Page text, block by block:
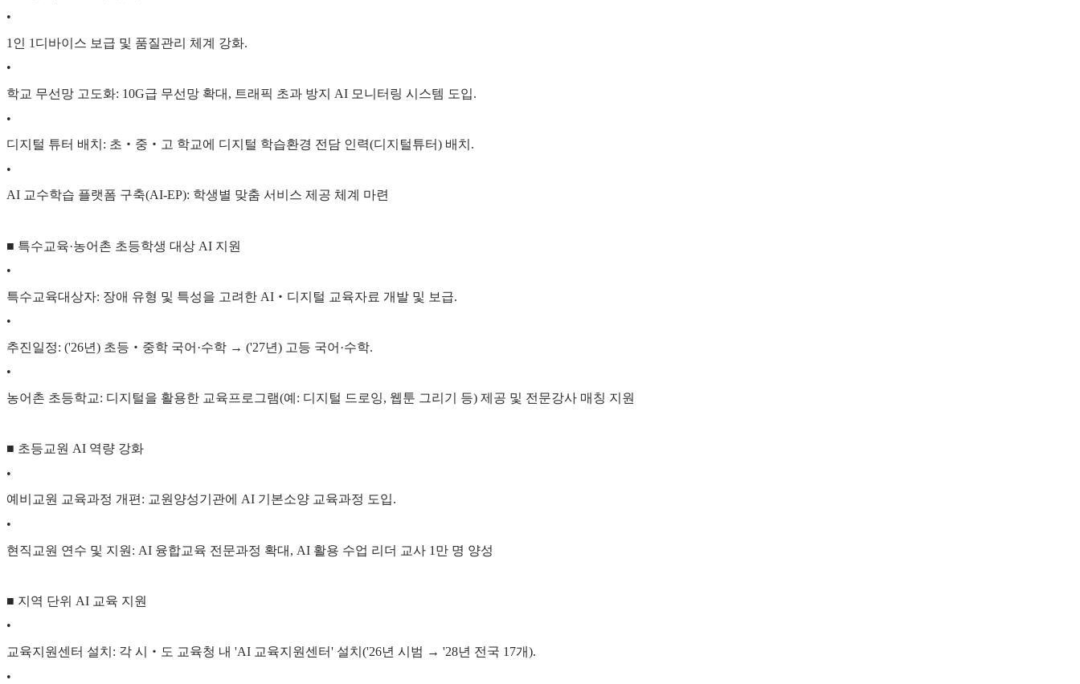
•
1인 1디바이스 보급 및 품질관리 체계 강화.
•
학교 무선망 고도화: 10G급 무선망 확대, 트래픽 초과 방지 AI 모니터링 시스템 도입.
•
디지털 튜터 배치: 초‧중‧고 학교에 디지털 학습환경 전담 인력(디지털튜터) 배치.
•
AI 교수학습 플랫폼 구축(AI-EP): 학생별 맞춤 서비스 제공 체계 마련
■ 특수교육·농어촌 초등학생 대상 AI 지원
•
특수교육대상자: 장애 유형 및 특성을 고려한 AI‧디지털 교육자료 개발 및 보급.
•
추진일정: ('26년) 초등‧중학 국어·수학 → ('27년) 고등 국어·수학.
•
농어촌 초등학교: 디지털을 활용한 교육프로그램(예: 디지털 드로잉, 웹툰 그리기 등) 제공 및 전문강사 매칭 지원
■ 초등교원 AI 역량 강화
•
예비교원 교육과정 개편: 교원양성기관에 AI 기본소양 교육과정 도입.
•
현직교원 연수 및 지원: AI 융합교육 전문과정 확대, AI 활용 수업 리더 교사 1만 명 양성
■ 지역 단위 AI 교육 지원
•
교육지원센터 설치: 각 시‧도 교육청 내 'AI 교육지원센터' 설치('26년 시범 → '28년 전국 17개).
•